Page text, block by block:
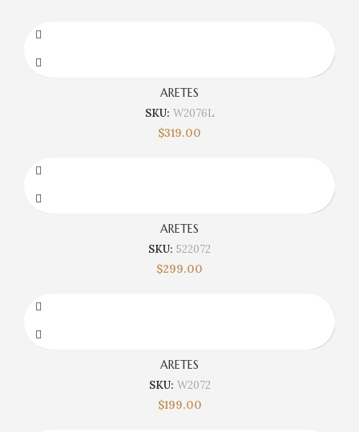
ARETES
SKU: W2076L
$319.00
ARETES
SKU: 522072
$299.00
ARETES
SKU: W2072
$199.00